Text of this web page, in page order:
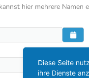
hier mehrere Namen
Diese Seite
ihre Dienste